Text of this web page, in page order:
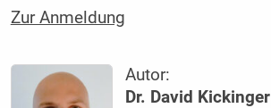
Zur Anmeldung
Autor:
Dr. David Kickinger